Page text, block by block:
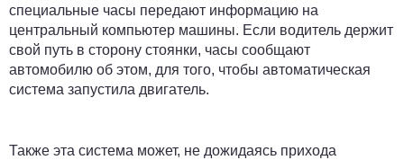
специальные часы передают информацию на
центральный компьютер машины. Если водитель держит
свой путь в сторону стоянки, часы сообщают
автомобилю об этом, для того, чтобы автоматическая
система запустила двигатель.
Также эта система может, не дожидаясь прихода